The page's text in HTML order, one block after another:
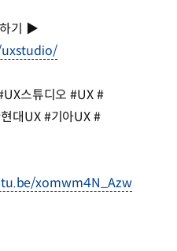
하기 ▶
스튜디오 #UX #
대UX #기아UX #
xomwm4N_Azw